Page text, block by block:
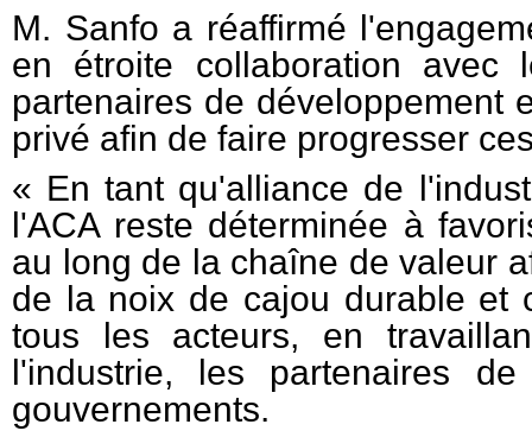
M. Sanfo a réaffirmé
en étroite collaboration avec
partenaires de développement
privé afin de faire progresser
« En tant qu'alliance de
l'ACA reste déterminée à
au long de la chaîne de valeur
de la noix de cajou durable et
tous les acteurs, en
l'industrie, les partenaires
gouvernements.